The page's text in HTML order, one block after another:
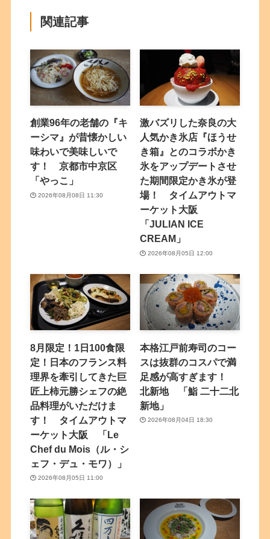
関連記事
創業96年の老舗の『キ
ーシマ』が昔懐かしい
味わいで美味しいで
す！ 京都市中京区
「やっこ」
2026年08月08日 11:30
激バズリした奈良の大
人気かき氷店『ほうせ
き箱』とのコラボかき
氷をアップデートさせ
た期間限定かき氷が登
場！ タイムアウトマ
ーケット大阪
「JULIAN ICE
CREAM」
2026年08月05日 12:00
8月限定！1日100食限
定！日本のフランス料
理界を牽引してきた巨
匠上柿元勝シェフの絶
品料理がいただけま
す！ タイムアウトマ
ーケット大阪 「Le
Chef du Mois（ル・シ
ェフ・デュ・モワ）」
2026年08月05日 11:00
本格江戸前寿司のコー
スは抜群のコスパで満
足感が高すぎます！
北新地 「鮨 二十二北
新地」
2026年08月04日 18:30